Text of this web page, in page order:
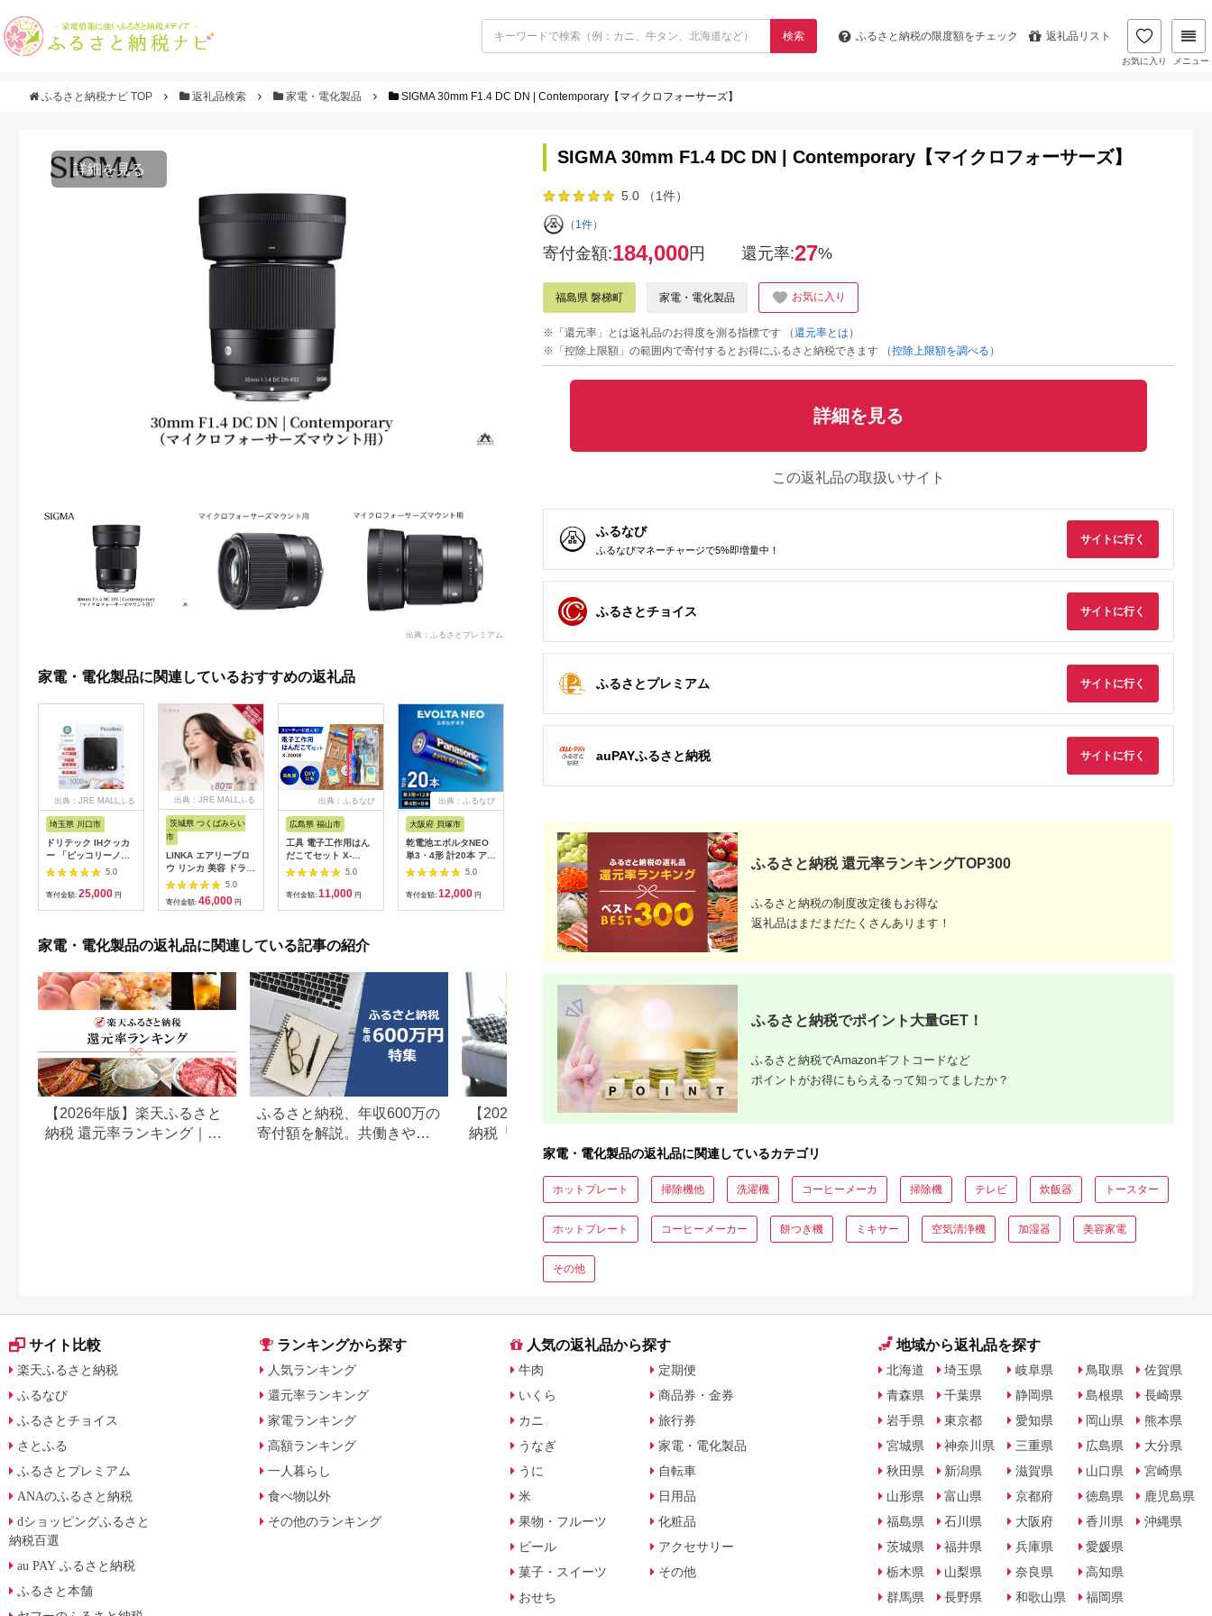
検索 ふるさと納税の限度額をチェック 返礼品リスト
お気に入り メニュー
ふるさと納税ナビ TOP 返礼品検索 家電・電化製品 SIGMA 30mm F1.4 DC DN | Contemporary【マイクロフォーサーズ】
詳細を見る
出典：ふるさとプレミアム
家電・電化製品に関連しているおすすめの返礼品
出典：JRE MALLふる
埼玉県 川口市
ドリテック IHクッカ
ー 「ピッコリーノ」
ブラック DI-
217BK【1642626】
5.0
寄付金額: 25,000 円
出典：JRE MALLふる
茨城県 つくばみらい
市
LINKA エアリーブロ
ウ リンカ 美容 ドライ
ヤー ヘアケア 髪 エス
テ ギフト ラッピング
贈呈品 プレゼント 母
5.0
寄付金額: 46,000 円
出典：ふるなび
広島県 福山市
工具 電子工作用はん
だこてセット X-
2000E[BAEG004]工
5.0
寄付金額: 11,000 円
出典：ふるなび
大阪府 貝塚市
乾電池エボルタNEO
単3・4形 計20本 アル
カリ乾電池 パナソニ
5.0
寄付金額: 12,000 円
静岡県 浜松市
ピアノ HP702 ライト
オーク調 設置作業付
5.0
寄付金額:600,000
千葉県 千葉市
FUNLOGY Speaker
white / スピーカー
14W出力 家電 高音質
低音 大音量 インテリ
ア
5.0
寄付金額: 5,000 円
神奈川県 海老名市
AC充電器 PD35W
USB-C 1ポートUSB-
PSE適合製品 2年保証
(MOT-
ACPD35WU1) ペー
5.0
神奈川県 海老名市
ル) Power
Delivery65W対応
最大63W AC充電器
かしこく充電 ２年保
証（MOT-
5.0
宮城県 角田市
アルカリ乾電池 単3形
大分県 国東市
家電・電化製品の返礼品に関連している記事の紹介
【2026年版】楽天ふるさと
納税 還元率ランキング｜高
ふるさと納税、年収600万の
寄付額を解説。共働きや子
【2026年最新版】ふるさと
納税「食べ物以外」返礼品
の還元率ランキング！
楽天ふるさと納税でこだわ
ンキングまとめ
SIGMA 30mm F1.4 DC DN | Contemporary【マイクロフォーサーズ】
5.0 （1件）
（1件）
寄付金額:184,000円 還元率:27%
福島県 磐梯町 家電・電化製品 お気に入り
※「還元率」とは返礼品のお得度を測る指標です
（還元率とは）
※「控除上限額」の範囲内で寄付するとお得にふるさと納税できます
（控除上限額を調べる）
詳細を見る
この返礼品の取扱いサイト
ふるなび
ふるなびマネーチャージで5%即増量中！
サイトに行く
ふるさとチョイス サイトに行く
ふるさとプレミアム サイトに行く
auPAYふるさと納税 サイトに行く
ふるさと納税 還元率ランキングTOP300
ふるさと納税の制度改定後もお得な
返礼品はまだまだたくさんあります！
ふるさと納税でポイント大量GET！
ふるさと納税でAmazonギフトコードなど
ポイントがお得にもらえるって知ってましたか？
家電・電化製品の返礼品に関連しているカテゴリ
ホットプレート 掃除機他 洗濯機 コーヒーメーカ 掃除機 テレビ 炊飯器 トースター
ホットプレート コーヒーメーカー 餅つき機 ミキサー 空気清浄機 加湿器 美容家電
その他
サイト比較
楽天ふるさと納税
ふるなび
ふるさとチョイス
さとふる
ふるさとプレミアム
ANAのふるさと納税
dショッピングふるさと
納税百選
au PAY ふるさと納税
ふるさと本舗
ランキングから探す
人気ランキング
還元率ランキング
家電ランキング
高額ランキング
一人暮らし
食べ物以外
その他のランキング
人気の返礼品から探す
牛肉
いくら
カニ
うなぎ
うに
米
果物・フルーツ
ビール
菓子・スイーツ
おせち
定期便
商品券・金券
旅行券
家電・電化製品
自転車
日用品
化粧品
アクセサリー
その他
地域から返礼品を探す
北海道
青森県
岩手県
宮城県
秋田県
山形県
福島県
茨城県
栃木県
群馬県
埼玉県
千葉県
東京都
神奈川県
新潟県
富山県
石川県
福井県
山梨県
長野県
岐阜県
静岡県
愛知県
三重県
滋賀県
京都府
大阪府
兵庫県
奈良県
和歌山県
鳥取県
島根県
岡山県
広島県
山口県
徳島県
香川県
愛媛県
高知県
福岡県
佐賀県
長崎県
熊本県
大分県
宮崎県
鹿児島県
沖縄県